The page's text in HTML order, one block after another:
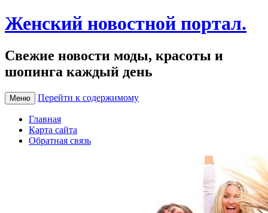
Женский новостной портал.
Свежие новости моды, красоты и
шопинга каждый день
Меню Перейти к содержимому
Главная
Карта сайта
Обратная связь